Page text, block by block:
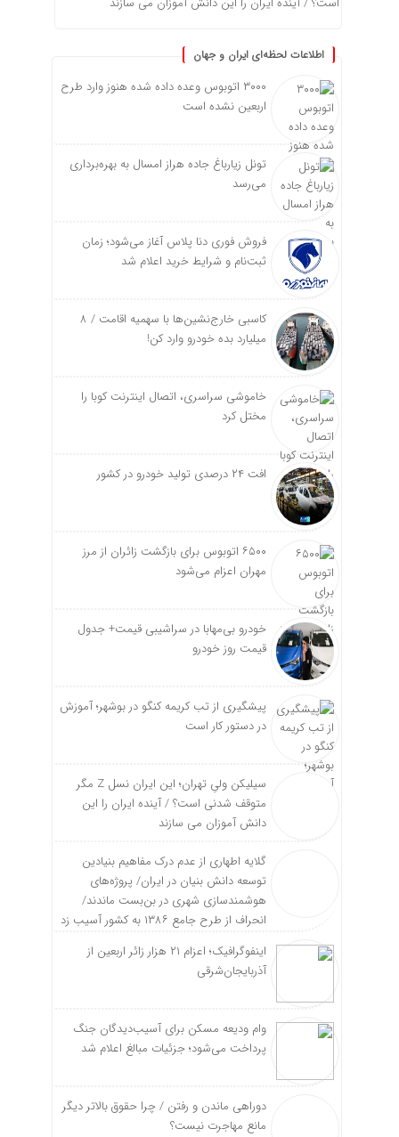
اطلاعات لحظه‌ای ایران و جهان
۳۰۰۰ اتوبوس وعده داده شده هنوز وارد طرح
اربعین نشده است
تونل زیارباغ جاده هراز امسال به بهره‌برداری
می‌رسد
فروش فوری دنا پلاس آغاز می‌شود؛ زمان
ثبت‌نام و شرایط خرید اعلام شد
کاسبی خارج‌نشین‌ها با سهمیه اقامت / ۸
میلیارد بده خودرو وارد کن!
خاموشی سراسری، اتصال اینترنت کوبا را
مختل کرد
افت ۲۴ درصدی تولید خودرو در کشور
۶۵۰۰ اتوبوس برای بازگشت زائران از مرز
مهران اعزام می‌شود
خودرو بی‌مهابا در سراشیبی قیمت+ جدول
قیمت روز خودرو
پیشگیری از تب کریمه کنگو در بوشهر؛ آموزش
در دستور کار است
سیلیکن ولیِ تهران؛ این ایران نسل Z مگر
متوقف شدنی است؟ / آینده ایران را این
دانش آموزان می سازند
گلایه اطهاری از عدم درک مفاهیم بنیادین
توسعه دانش بنیان در ایران/ پروژه‌های
هوشمندسازی شهری در بن‌بست ماندند/
انحراف از طرح جامع ۱۳۸۶ به کشور آسیب زد
اینفوگرافیک؛ اعزام ۲۱ هزار زائر اربعین از
آذربایجان‌شرقی
وام ودیعه مسکن برای آسیب‌دیدگان جنگ
پرداخت می‌شود؛ جزئیات مبالغ اعلام شد
دوراهی ماندن و رفتن / چرا حقوق بالاتر دیگر
مانع مهاجرت نیست؟